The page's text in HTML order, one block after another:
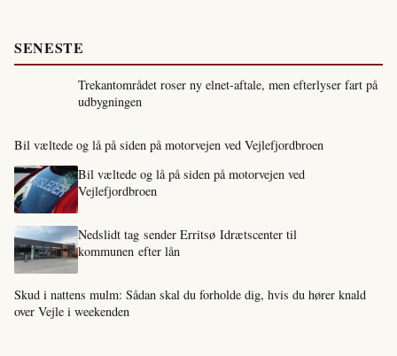
SENESTE
Trekantområdet roser ny elnet-aftale, men efterlyser fart på
udbygningen
Bil væltede og lå på siden på motorvejen ved Vejlefjordbroen
Bil væltede og lå på siden på motorvejen ved
Vejlefjordbroen
Nedslidt tag sender Erritsø Idrætscenter til
kommunen efter lån
Skud i nattens mulm: Sådan skal du forholde dig, hvis du hører knald
over Vejle i weekenden